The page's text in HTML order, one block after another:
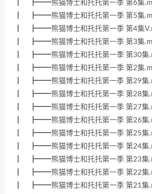
┃ ┣━━熊猫博士和托托第一季 第6集
┃ ┣━━熊猫博士和托托第一季 第5集
┃ ┣━━熊猫博士和托托第一季 第4集
┃ ┣━━熊猫博士和托托第一季 第3集
┃ ┣━━熊猫博士和托托第一季 第30集
┃ ┣━━熊猫博士和托托第一季 第2集
┃ ┣━━熊猫博士和托托第一季 第29集
┃ ┣━━熊猫博士和托托第一季 第28集
┃ ┣━━熊猫博士和托托第一季 第27集
┃ ┣━━熊猫博士和托托第一季 第26集
┃ ┣━━熊猫博士和托托第一季 第25集
┃ ┣━━熊猫博士和托托第一季 第24集
┃ ┣━━熊猫博士和托托第一季 第23集
┃ ┣━━熊猫博士和托托第一季 第22集
┃ ┣━━熊猫博士和托托第一季 第21集